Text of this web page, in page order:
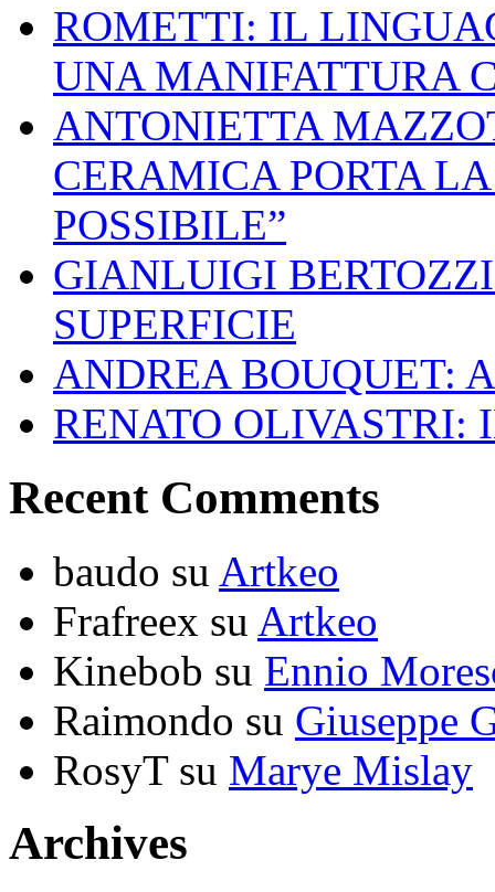
ROMETTI: IL
UNA MANIFATTURA
ANTONIETTA
CERAMICA PORTA
POSSIBILE”
GIANLUIGI
SUPERFICIE
ANDREA BOUQUET:
RENATO OLIVASTRI:
Recent Comments
baudo su Artkeo
Frafreex su Artkeo
Kinebob su Ennio
Raimondo su Giuseppe
RosyTsu Marye Mislay
Archives